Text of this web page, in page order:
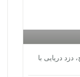
دریایی با